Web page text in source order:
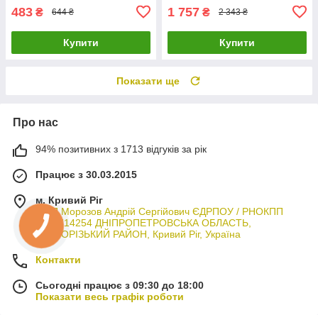
483 ₴ 644 ₴
Купити
1 757 ₴ 2 343 ₴
Купити
Показати ще
Про нас
94% позитивних з 1713 відгуків за рік
Працює з 30.03.2015
м. Кривий Ріг
ФОП Морозов Андрій Сергійович ЄДРПОУ / РНОКПП
3044714254 ДНІПРОПЕТРОВСЬКА ОБЛАСТЬ,
КРИВОРІЗЬКИЙ РАЙОН, Кривий Ріг, Україна
Контакти
Сьогодні працює з 09:30 до 18:00
Показати весь графік роботи